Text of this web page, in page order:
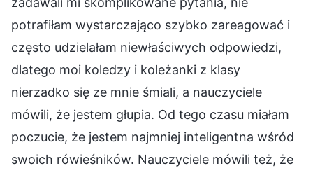
potrafiłam wystarczająco szybko zareagować i
często udzielałam niewłaściwych odpowiedzi,
dlatego moi koledzy i koleżanki z klasy
nierzadko się ze mnie śmiali, a nauczyciele
mówili, że jestem głupia. Od tego czasu miałam
poczucie, że jestem najmniej inteligentna wśród
swoich rówieśników. Nauczyciele mówili też, że